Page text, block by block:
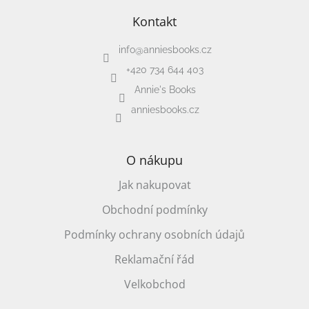
Kontakt
info@anniesbooks.cz
+420 734 644 403
Annie's Books
anniesbooks.cz
O nákupu
Jak nakupovat
Obchodní podmínky
Podmínky ochrany osobních údajů
Reklamační řád
Velkobchod